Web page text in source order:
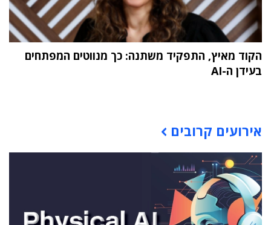
הקוד מאיץ, התפקיד משתנה: כך מנווטים המפתחים
בעידן ה-AI
אירועים קרובים